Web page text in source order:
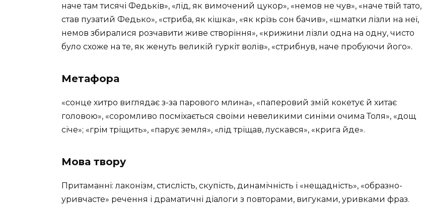
наче там тисячі Федьків», «лід, як вимочений цукор», «немов не чув», «наче твій тато,
став пузатий Федько», «стриба, як кішка», «як крізь сон бачив», «шматки лізли на неї,
немов збиралися розчавити живе створіння», «крижини лізли одна на одну, чисто
було схоже на те, як женуть великій гуркіт волів», «стрибнув, наче пробуючи його».
Метафора
«сонце хитро виглядає з-за парового млина», «паперовий змій кокетує й хитає
головою», «соромливо посміхається своїми невеликими синіми очима Толя», «дощ
січе»; «грім тріщить», «парує земля», «лід тріщав, лускався», «крига йде».
Мова твору
Притаманні: лаконізм, стислість, скупість, динамічність і «нещадність», «образно-
уривчасте» речення і драматичні діалоги з повторами, вигуками, уривками фраз.